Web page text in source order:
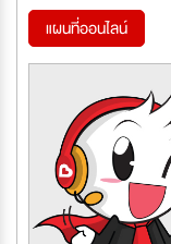
แผนที่ออนไลน์